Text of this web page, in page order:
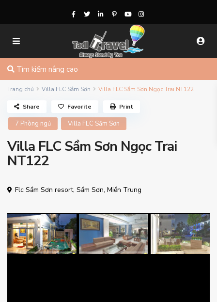
Tìm kiếm nâng cao
Trang chủ Villa FLC Sầm Sơn Villa FLC Sầm Sơn Ngọc Trai NT122
7 Phòng ngủ Villa FLC Sầm Sơn
Villa FLC Sầm Sơn Ngọc Trai
NT122
Flc Sầm Sơn resort,Sầm Sơn,Miền Trung
Share Favorite Print